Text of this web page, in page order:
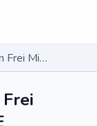
Pneumologista em Frei Miguelinho - PE